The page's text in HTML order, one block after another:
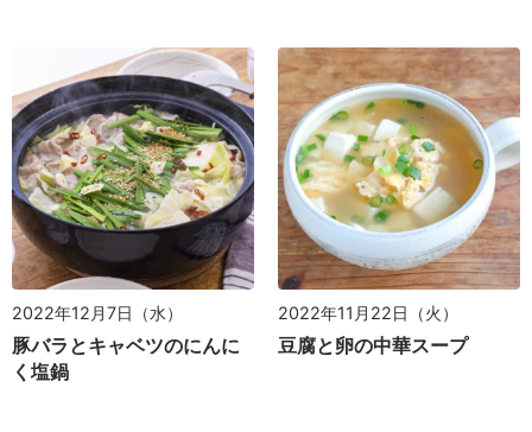
2022年12月7日（水）
豚バラとキャベツのにんに
く塩鍋
2022年11月22日（火）
豆腐と卵の中華スープ